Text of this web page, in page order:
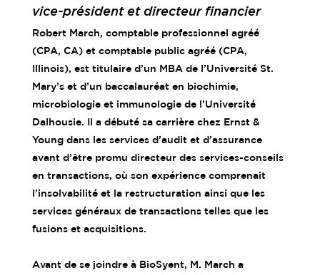
vice-président et directeur financier
Robert March, comptable professionnel agréé
(CPA, CA) et comptable public agréé (CPA,
Illinois), est titulaire d’un MBA de l’Université St.
Mary’s et d’un baccalauréat en biochimie,
microbiologie et immunologie de l’Université
Dalhousie. Il a débuté sa carrière chez Ernst &
Young dans les services d’audit et d’assurance
avant d’être promu directeur des services-conseils
en transactions, où son expérience comprenait
l’insolvabilité et la restructuration ainsi que les
services généraux de transactions telles que les
fusions et acquisitions.
Avant de se joindre à BioSyent, M. March a